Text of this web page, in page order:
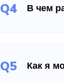
Q4 В чем
Q5 Как я